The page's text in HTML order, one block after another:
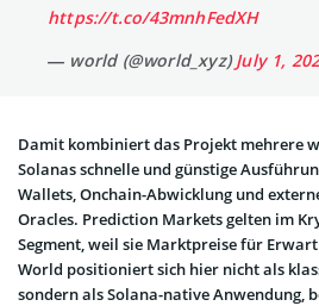
https://t.co/43mnhFedXH
— world (@world_xyz)July 1,
Damit kombiniert das Projekt mehrere
Solanas schnelle und günstige
Wallets, Onchain-Abwicklung und
Oracles. Prediction Markets gelten im
Segment, weil sie Marktpreise für
World positioniert sich hier nicht als
sondern als Solana-native Anwendung,